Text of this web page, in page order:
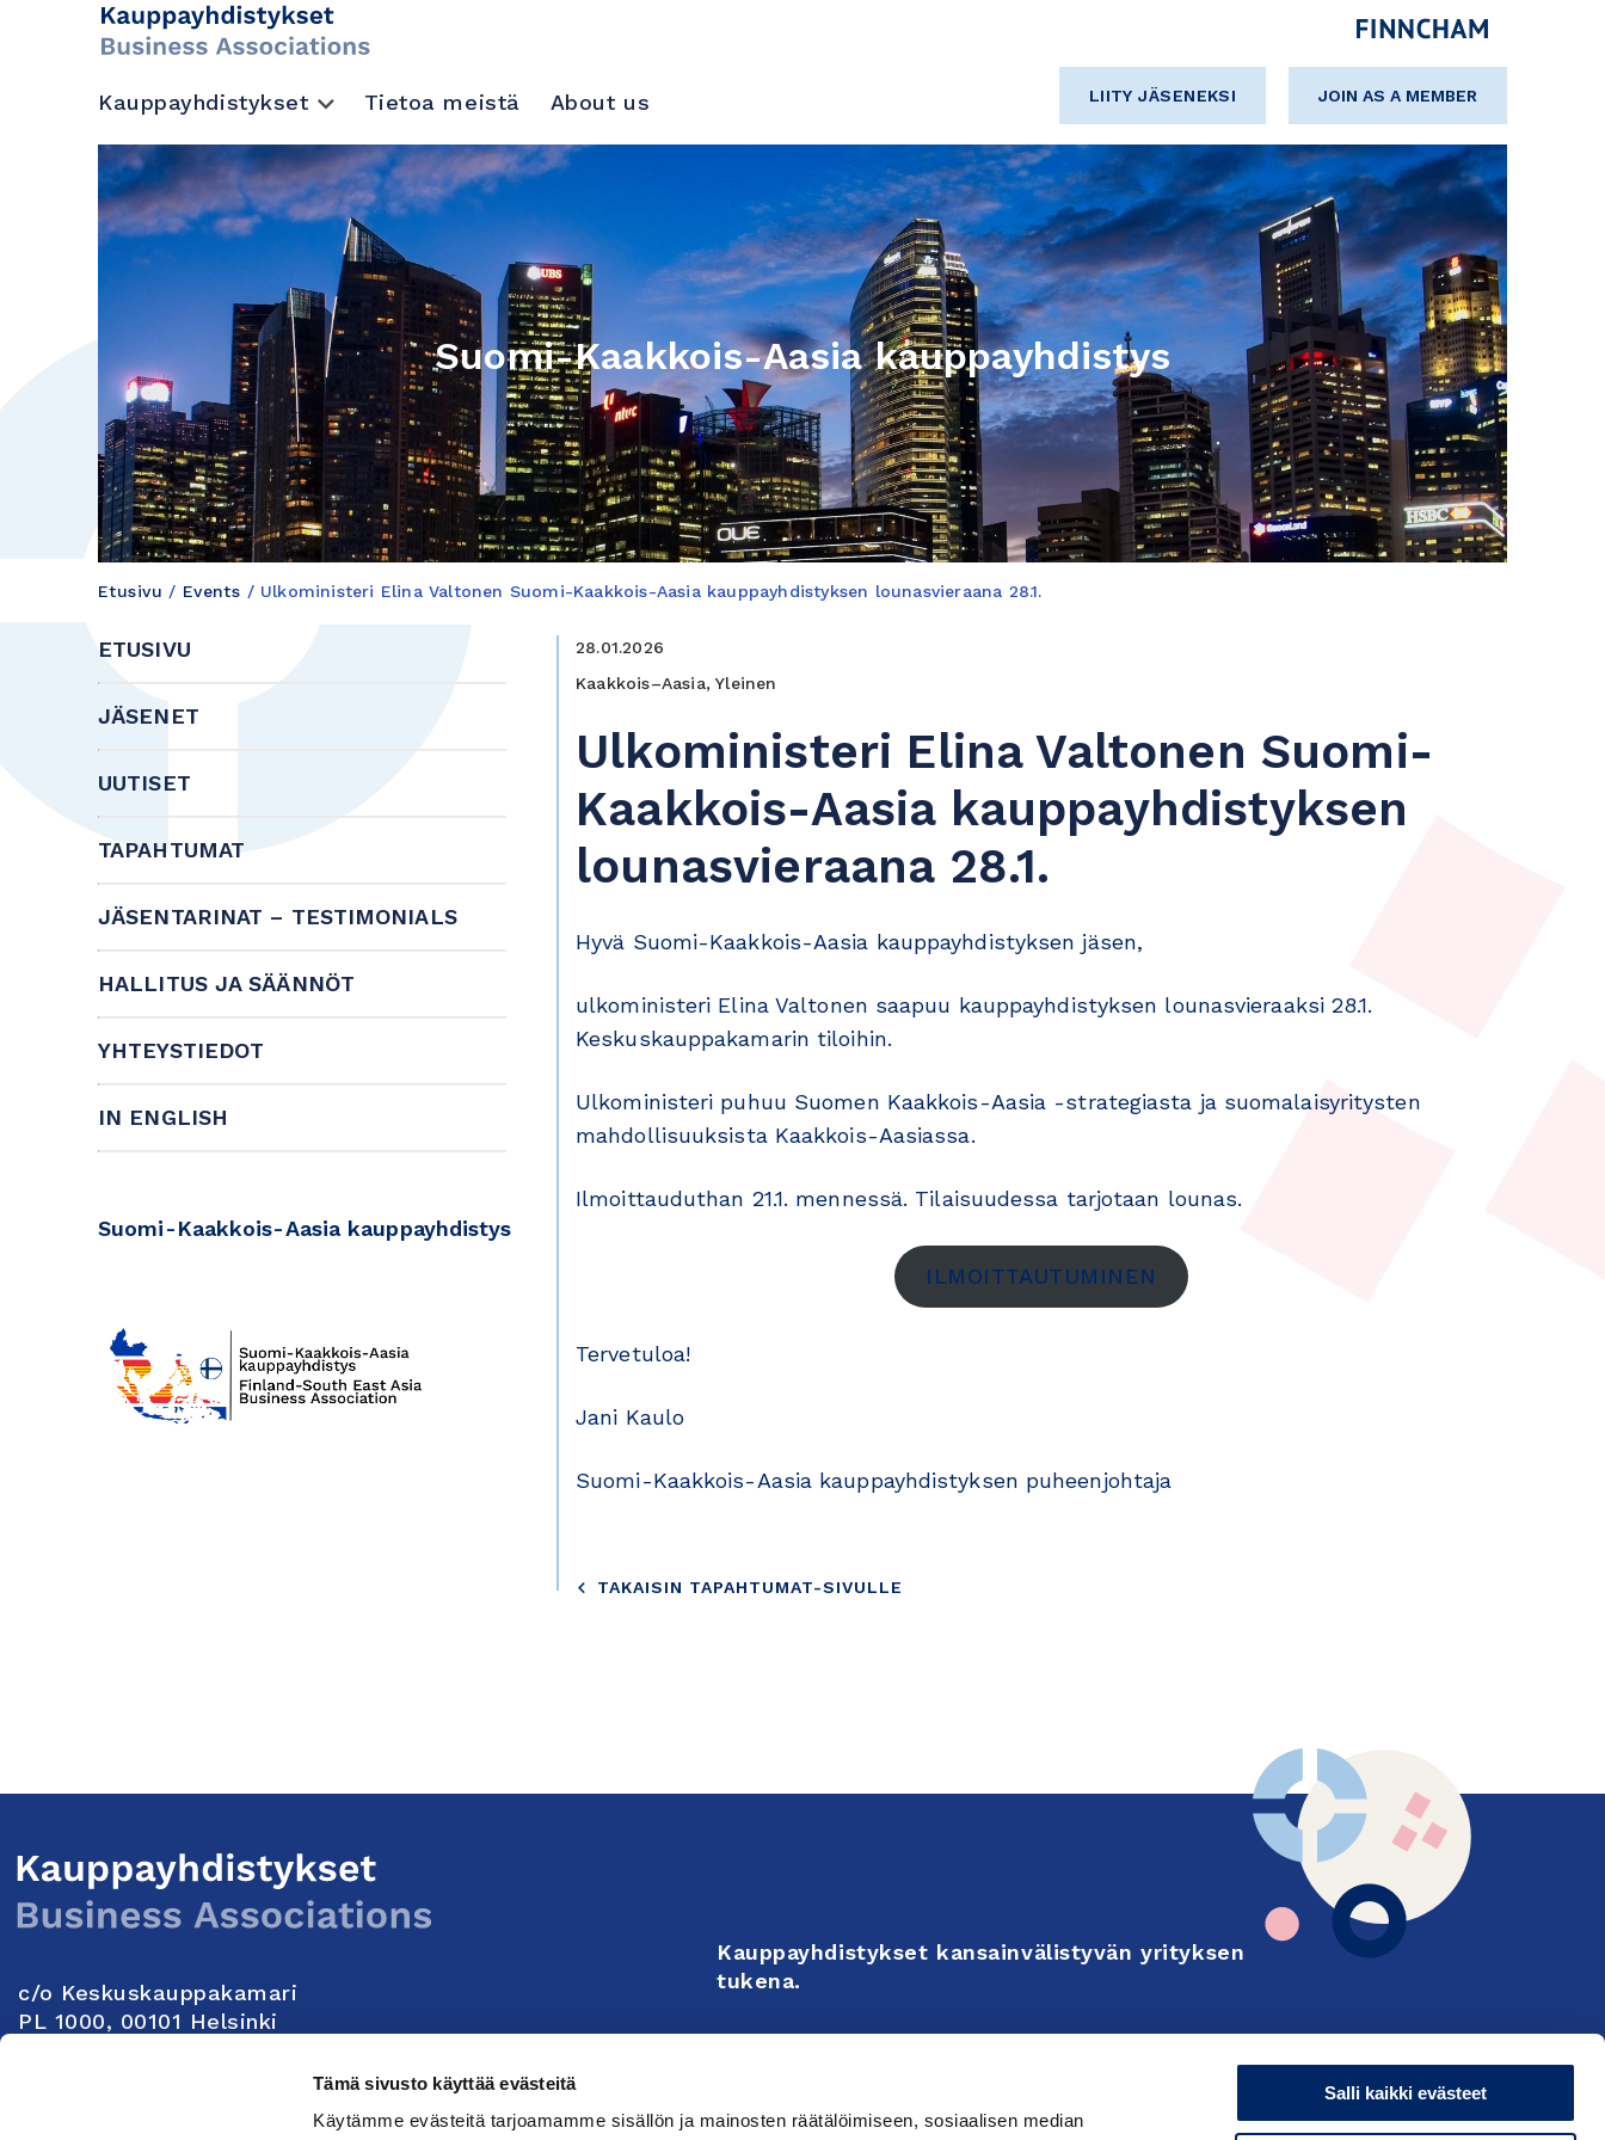
Tämä sivusto käyttää evästeitä
Käytämme evästeitä tarjoamamme sisällön ja mainosten räätälöimiseen, sosiaalisen median
Salli kaikki evästeet
Kauppayhdistykset Tietoa meistä About us LIITY JÄSENEKSI JOIN AS A MEMBER
Suomi-Kaakkois-Aasia kauppayhdistys
Etusivu / Events / Ulkoministeri Elina Valtonen Suomi-Kaakkois-Aasia kauppayhdistyksen lounasvieraana 28.1.
ETUSIVU
JÄSENET
UUTISET
TAPAHTUMAT
JÄSENTARINAT – TESTIMONIALS
HALLITUS JA SÄÄNNÖT
YHTEYSTIEDOT
IN ENGLISH
Suomi-Kaakkois-Aasia kauppayhdistys
28.01.2026
Kaakkois–Aasia, Yleinen
Ulkoministeri Elina Valtonen Suomi-
Kaakkois-Aasia kauppayhdistyksen
lounasvieraana 28.1.
Hyvä Suomi-Kaakkois-Aasia kauppayhdistyksen jäsen,
ulkoministeri Elina Valtonen saapuu kauppayhdistyksen lounasvieraaksi 28.1.
Keskuskauppakamarin tiloihin.
Ulkoministeri puhuu Suomen Kaakkois-Aasia -strategiasta ja suomalaisyritysten
mahdollisuuksista Kaakkois-Aasiassa.
Ilmoittauduthan 21.1. mennessä. Tilaisuudessa tarjotaan lounas.
ILMOITTAUTUMINEN
Tervetuloa!
Jani Kaulo
Suomi-Kaakkois-Aasia kauppayhdistyksen puheenjohtaja
TAKAISIN TAPAHTUMAT-SIVULLE
c/o Keskuskauppakamari
PL 1000, 00101 Helsinki
Kauppayhdistykset kansainvälistyvän yrityksen
tukena.
activities.